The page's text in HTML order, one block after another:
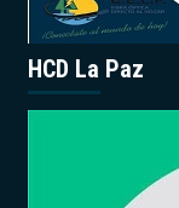
HCD La Paz